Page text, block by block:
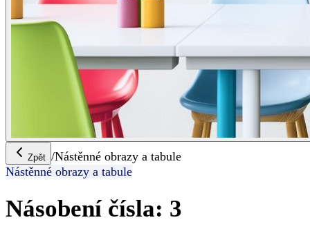
Zpět /Nástěnné obrazy a tabule
Nástěnné obrazy a tabule
Násobení čísla: 3